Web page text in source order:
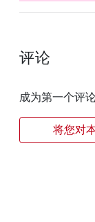
评论
成为第一个评
将您对